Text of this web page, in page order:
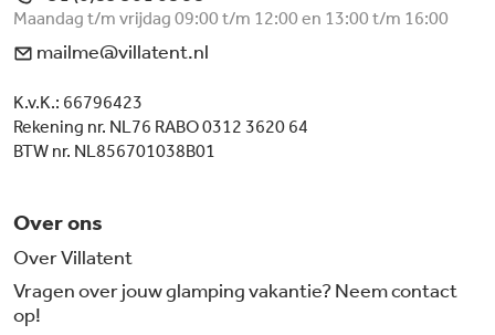
Maandag t/m vrijdag 09:00 t/m 12:00 en 13:00 t/m 16:00
mailme@villatent.nl
K.v.K.: 66796423
Rekening nr. NL76 RABO 0312 3620 64
BTW nr. NL856701038B01
Over ons
Over Villatent
Vragen over jouw glamping vakantie? Neem contact
op!